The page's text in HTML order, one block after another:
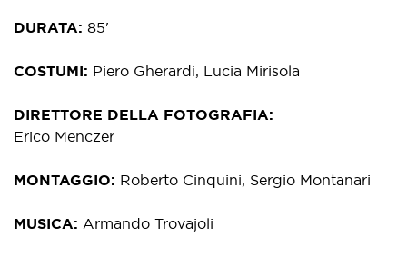
DURATA 85'
COSTUMI Piero Gherardi, Lucia Mirisola
DIRETTORE DELLA FOTOGRAFIA
Erico Menczer
MONTAGGIO Roberto Cinquini, Sergio Montanari
MUSICA Armando Trovajoli